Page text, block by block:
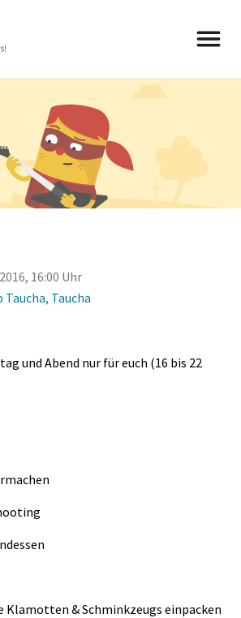
nixlos? Dann mach was
16:00 Uhr
Taucha, Taucha
und Abend nur für euch (16 bis 22
Klamotten & Schminkzeugs einpacken